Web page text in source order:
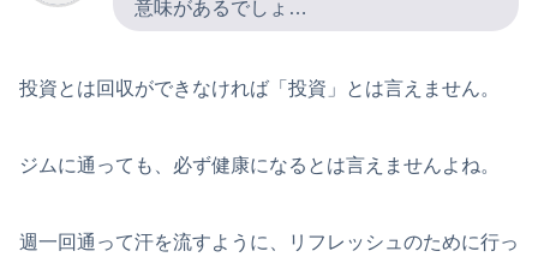
意味があるでしょ…
投資とは回収ができなければ「投資」とは言えません。
ジムに通っても、必ず健康になるとは言えませんよね。
週一回通って汗を流すように、リフレッシュのために行っ